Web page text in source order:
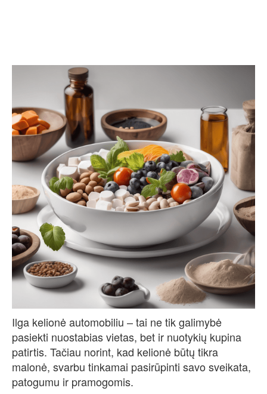
Ilga kelionė automobiliu – tai ne tik galimybė
pasiekti nuostabias vietas, bet ir nuotykių kupina
patirtis. Tačiau norint, kad kelionė būtų tikra
malonė, svarbu tinkamai pasirūpinti savo sveikata,
patogumu ir pramogomis.